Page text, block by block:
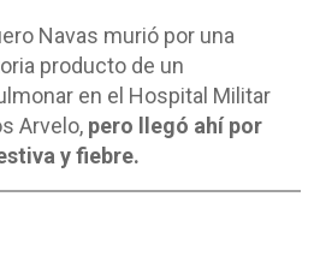
Navas murió por una
producto de un
en el Hospital Militar
Arvelo, pero llegó ahí por
y fiebre.